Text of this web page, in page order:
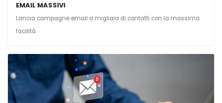
EMAIL MASSIVI
Lancia campagne email a migliaia di contatti con la massima
facilità.